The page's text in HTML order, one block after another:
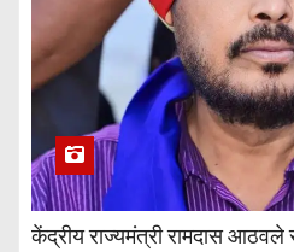
केंद्रीय राज्यमंत्री रामदास आठवले